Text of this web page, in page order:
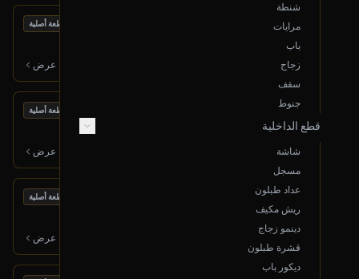
شنطة
مرايات
باب
زجاج
سقف
جنوط
قطع الداخلية
شاشة
مسجل
عداد طبلون
ريش مكيف
دينمو زجاج
قشرة طبلون
ديكور باب
قطعة أصلية
عرض
قطعة أصلية
عرض
قطعة أصلية
عرض